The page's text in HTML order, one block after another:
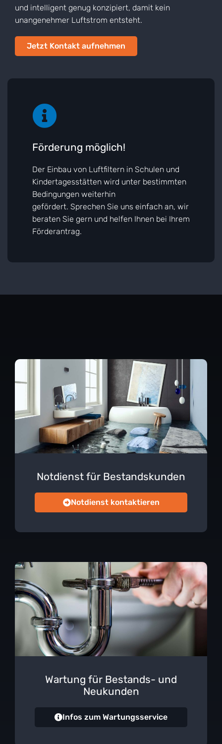
und intelligent genug konzipiert, damit kein
unangenehmer Luftstrom entsteht.
Jetzt Kontakt aufnehmen
Förderung möglich!
Der Einbau von Luftfiltern in Schulen und
Kindertagesstätten wird unter bestimmten
Bedingungen weiterhin
gefördert. Sprechen Sie uns einfach an, wir
beraten Sie gern und helfen Ihnen bei Ihrem
Förderantrag.
Notdienst für Bestandskunden
Notdienst kontaktieren
Wartung für Bestands- und
Neukunden
Infos zum Wartungsservice